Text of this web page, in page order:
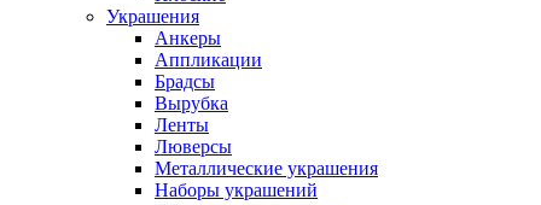
Украшения
Анкеры
Аппликации
Брадсы
Вырубка
Ленты
Люверсы
Металлические украшения
Наборы украшений